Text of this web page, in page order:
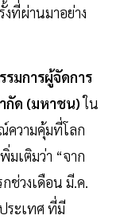
ที่ผ่านมาอย่าง
มการผู้จัดการ
กัด (มหาชน)ใน
ความคุ้มที่โลก
มเติมว่า “จาก
ช่วงเดือน มี.ค.
ระเทศ ที่มี